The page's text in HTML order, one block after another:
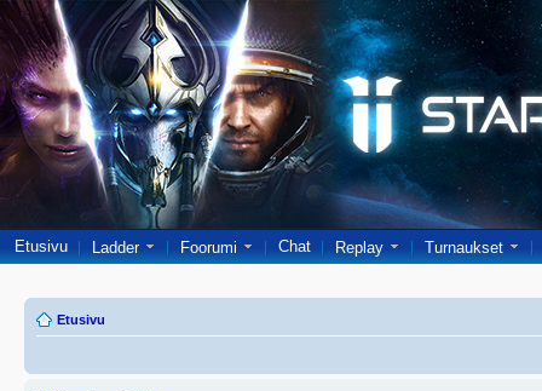
Etusivu Ladder Foorumi Chat Replay Turnaukset
Etusivu